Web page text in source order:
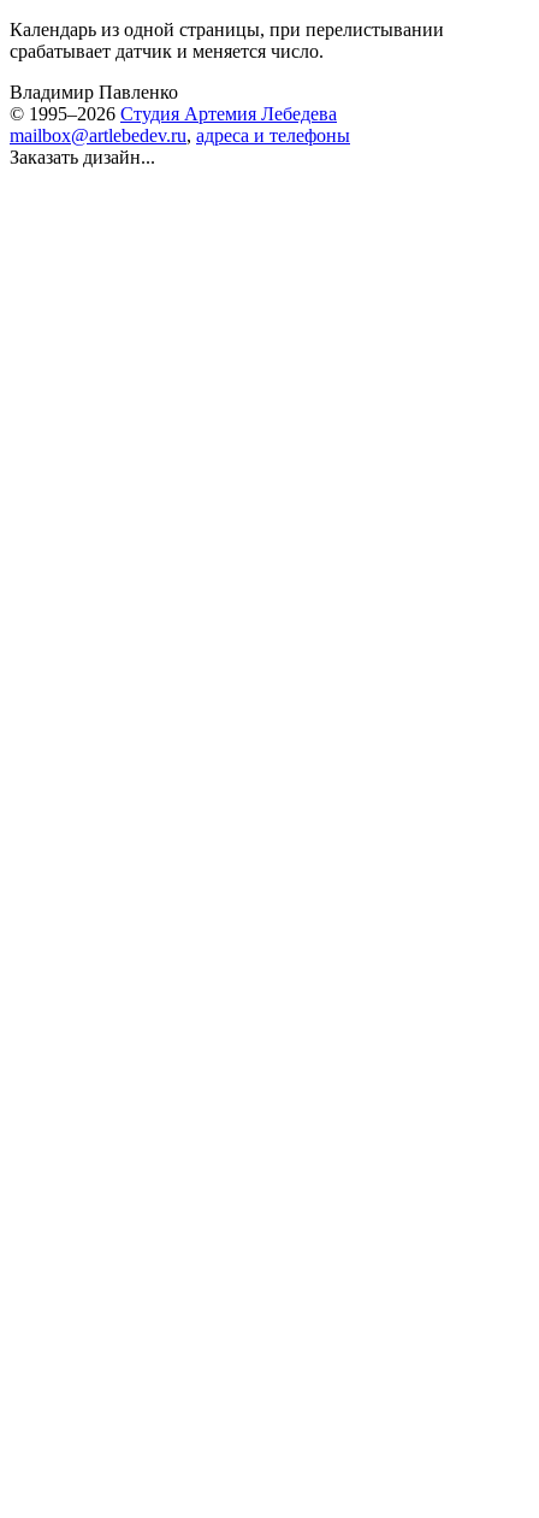
Календарь из одной страницы, при перелистывании
срабатывает датчик и меняется число.
Владимир Павленко
© 1995–2026 Студия Артемия Лебедева
mailbox@artlebedev.ru, адреса и телефоны
Заказать дизайн...